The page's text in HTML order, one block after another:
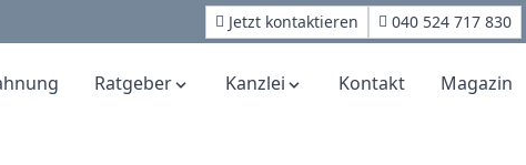
Jetzt kontaktieren 040 524 717 830
Ratgeber Kanzlei Kontakt Magazin